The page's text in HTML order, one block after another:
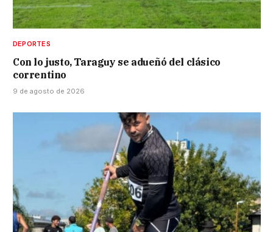
DEPORTES
Con lo justo, Taraguy se adueñó del clásico
correntino
9 de agosto de 2026